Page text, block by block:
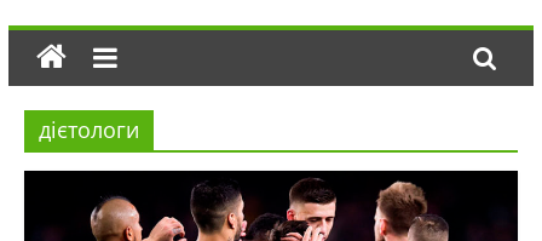
дієтологи